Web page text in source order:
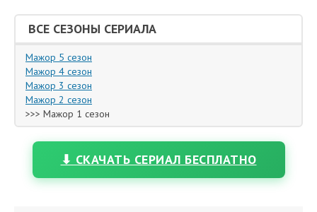
ВСЕ СЕЗОНЫ СЕРИАЛА
Мажор 5 сезон
Мажор 4 сезон
Мажор 3 сезон
Мажор 2 сезон
>>> Мажор 1 сезон
⬇ СКАЧАТЬ СЕРИАЛ БЕСПЛАТНО